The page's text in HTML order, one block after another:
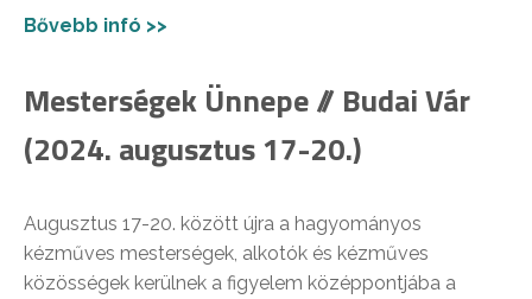
Bővebb infó >>
Mesterségek Ünnepe // Budai Vár
(2024. augusztus 17-20.)
Augusztus 17-20. között újra a hagyományos
kézműves mesterségek, alkotók és kézműves
közösségek kerülnek a figyelem középpontjába a